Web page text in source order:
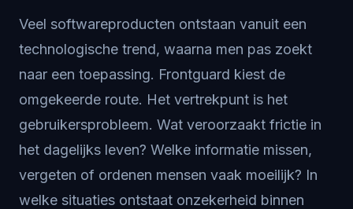
Veel softwareproducten ontstaan vanuit een
technologische trend, waarna men pas zoekt
naar een toepassing. Frontguard kiest de
omgekeerde route. Het vertrekpunt is het
gebruikersprobleem. Wat veroorzaakt frictie in
het dagelijks leven? Welke informatie missen,
vergeten of ordenen mensen vaak moeilijk? In
welke situaties ontstaat onzekerheid binnen